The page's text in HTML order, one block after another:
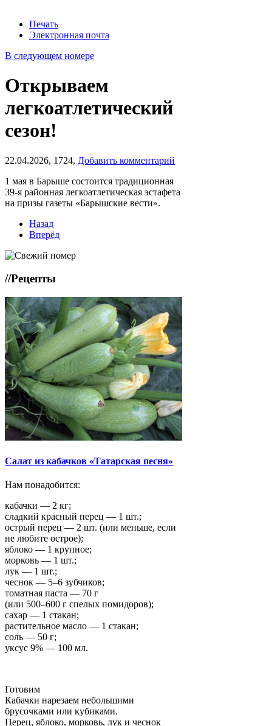
Печать
Электронная почта
В следующем номере
Открываем
легкоатлетический
сезон!
22.04.2026, 1724, Добавить комментарий
1 мая в Барыше состоится традиционная
39-я районная легкоатлетическая эстафета
на призы газеты «Барышские вести».
Назад
Вперёд
//Рецепты
Салат из кабачков «Татарская песня»
Нам понадобится:
кабачки — 2 кг;
сладкий красный перец — 1 шт.;
острый перец — 2 шт. (или меньше, если
не любите острое);
яблоко — 1 крупное;
морковь — 1 шт.;
лук — 1 шт.;
чеснок — 5–6 зубчиков;
томатная паста — 70 г
(или 500–600 г спелых помидоров);
сахар — 1 стакан;
растительное масло — 1 стакан;
соль — 50 г;
уксус 9% — 100 мл.
Готовим
Кабачки нарезаем небольшими
брусочками или кубиками.
Перец, яблоко, морковь, лук и чеснок